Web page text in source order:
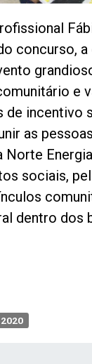
concurso,
e
de incentivo
as
Norte
sociais,
dentro dos